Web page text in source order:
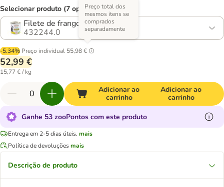
Selecionar produto (7 opções)
Filete de frango
432244.0
-5.34% Preço individual 55,98 €
Preço total dos
mesmos itens se
comprados
separadamente
52,99 €
15,77 € / kg
Adicionar ao
carrinho
Adicionar ao
carrinho
Ganhe 53 zooPontos com este produto
Entrega em 2-5 dias úteis. mais
Política de devoluçõesmais
Descrição de produto